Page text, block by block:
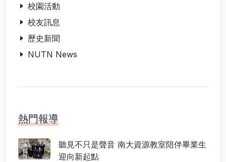
校園活動
校友訊息
歷史新聞
NUTN News
熱門報導
聽見不只是聲音 南大資源教室陪伴畢業生
迎向新起點